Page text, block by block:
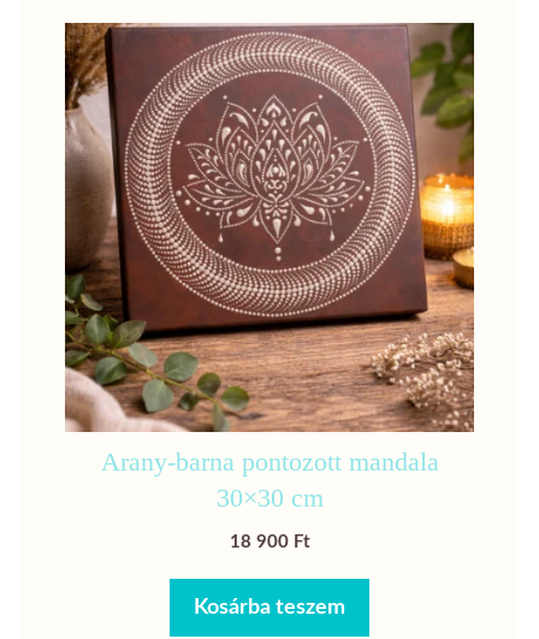
Arany-barna pontozott mandala
30×30 cm
18 900 Ft
Kosárba teszem